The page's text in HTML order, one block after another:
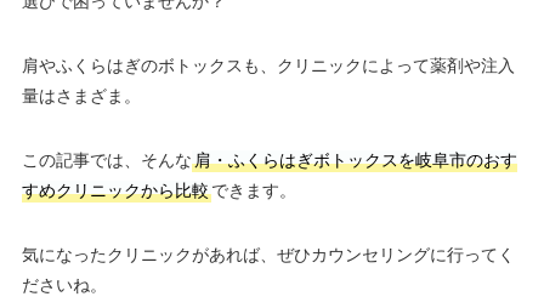
肩やふくらはぎのボトックスも、クリニックによって薬剤や注入
量はさまざま。
この記事では、そんな肩・ふくらはぎボトックスを岐阜市のおす
すめクリニックから比較できます。
気になったクリニックがあれば、ぜひカウンセリングに行ってく
ださいね。